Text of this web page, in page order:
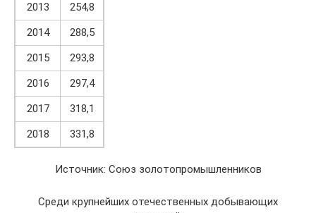
2013
254,8
2014
288,5
2015
293,8
2016
297,4
2017
318,1
2018
331,8
Источник: Союз золотопромышленников
Среди крупнейших отечественных добывающих